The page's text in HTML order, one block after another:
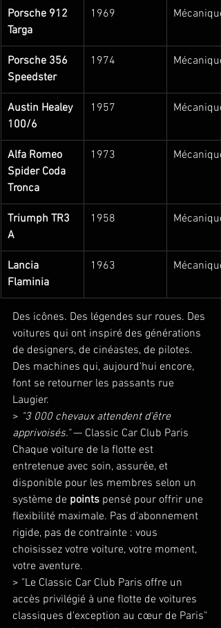
Porsche 912
Targa
1969 Mécanique
Porsche 356
Speedster
1974 Mécanique
Austin Healey
100/6
1957 Mécanique
Alfa Romeo
Spider Coda
Tronca
1973 Mécanique
Triumph TR3
A
1958 Mécanique
Lancia
Flaminia
1963 Mécanique
Des icônes. Des légendes sur roues. Des
voitures qui ont inspiré des générations
de designers, de cinéastes, de pilotes.
Des machines qui, aujourd'hui encore,
font se retourner les passants rue
Laugier.
> "3 000 chevaux attendent d'être
apprivoisés." — Classic Car Club Paris
Chaque voiture de la flotte est
entretenue avec soin, assurée, et
disponible pour les membres selon un
système de points pensé pour offrir une
flexibilité maximale. Pas d'abonnement
rigide, pas de contrainte : vous
choisissez votre voiture, votre moment,
votre aventure.
> "Le Classic Car Club Paris offre un
accès privilégié à une flotte de voitures
classiques d'exception au cœur de Paris"